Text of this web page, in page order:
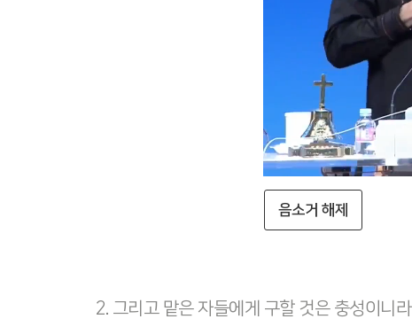
음소거 해제
2. 그리고 맡은 자들에게 구할 것은 충성이니라